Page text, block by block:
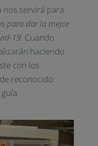
nos servirá para
para dar la mejor
19. Cuando
haciendo
con los
reconocido